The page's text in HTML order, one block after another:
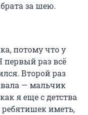
за шею.
потому что у
первый раз всё
Второй раз
— мальчик
я еще с детства
ребятишек иметь,